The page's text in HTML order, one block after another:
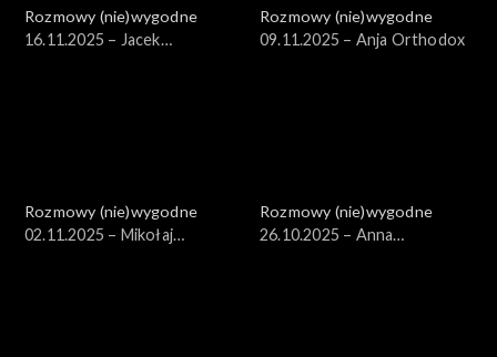
Rozmowy (nie)wygodne
16.11.2025 – Jacek
Rozmowy (nie)wygodne
09.11.2025 – Anja Orthodox
Rozmowy (nie)wygodne
02.11.2025 – Mikołaj
Rozmowy (nie)wygodne
26.10.2025 – Anna